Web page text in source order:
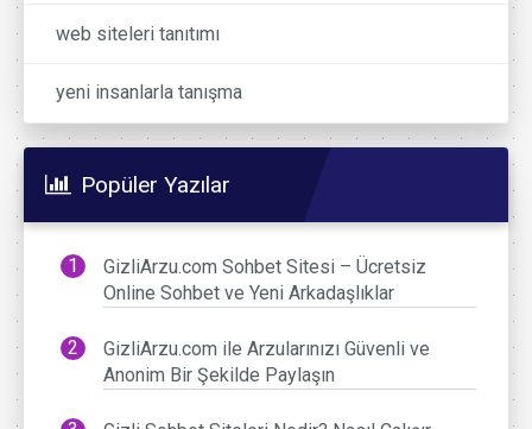
web siteleri tanıtımı
yeni insanlarla tanışma
Popüler Yazılar
GizliArzu.com Sohbet Sitesi – Ücretsiz
Online Sohbet ve Yeni Arkadaşlıklar
GizliArzu.com ile Arzularınızı Güvenli ve
Anonim Bir Şekilde Paylaşın